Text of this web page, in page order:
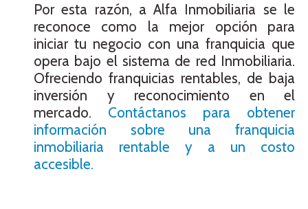
Por esta razón, a Alfa Inmobiliaria se le
reconoce como la mejor opción para
iniciar tu negocio con una franquicia que
opera bajo el sistema de red Inmobiliaria.
Ofreciendo franquicias rentables, de baja
inversión y reconocimiento en el
mercado. Contáctanos para obtener
información sobre una franquicia
inmobiliaria rentable y a un costo
accesible.